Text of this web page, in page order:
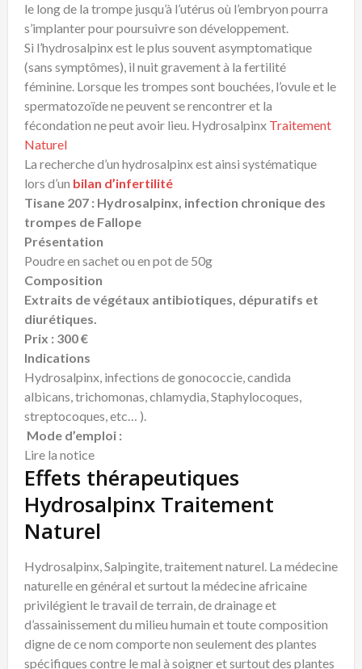
le long de la trompe jusqu’à l’utérus où l’embryon pourra
s’implanter pour poursuivre son développement.
Si l’hydrosalpinx est le plus souvent asymptomatique
(sans symptômes), il nuit gravement à la fertilité
féminine. Lorsque les trompes sont bouchées, l’ovule et le
spermatozoïde ne peuvent se rencontrer et la
fécondation ne peut avoir lieu. Hydrosalpinx Traitement
Naturel
La recherche d’un hydrosalpinx est ainsi systématique
lors d’un bilan d’infertilité
Tisane 207 : Hydrosalpinx, infection chronique des
trompes de Fallope
Présentation
Poudre en sachet ou en pot de 50g
Composition
Extraits de végétaux antibiotiques, dépuratifs et
diurétiques.
Prix : 300 €
Indications
Hydrosalpinx, infections de gonococcie, candida
albicans, trichomonas, chlamydia, Staphylocoques,
streptocoques, etc… ).
Mode d’emploi :
Lire la notice
Effets thérapeutiques
Hydrosalpinx Traitement
Naturel
Hydrosalpinx, Salpingite, traitement naturel. La médecine
naturelle en général et surtout la médecine africaine
privilégient le travail de terrain, de drainage et
d’assainissement du milieu humain et toute composition
digne de ce nom comporte non seulement des plantes
spécifiques contre le mal à soigner et surtout des plantes